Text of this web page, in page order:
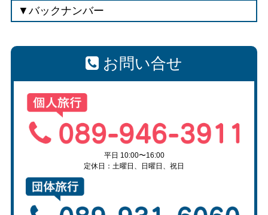
お問い合せ
平日 10:00〜16:00
定休日：土曜日、日曜日、祝日